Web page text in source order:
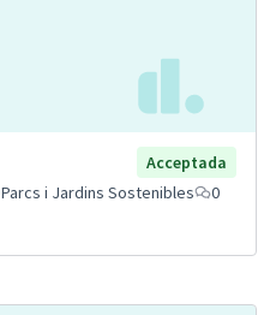
Acceptada
Parcs i Jardins Sostenibles
0